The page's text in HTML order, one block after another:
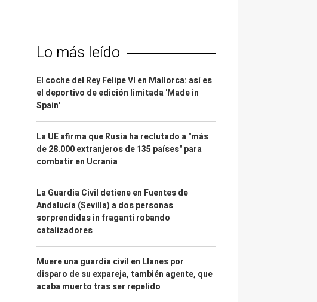
Lo más leído
El coche del Rey Felipe VI en Mallorca: así es
el deportivo de edición limitada 'Made in
Spain'
La UE afirma que Rusia ha reclutado a "más
de 28.000 extranjeros de 135 países" para
combatir en Ucrania
La Guardia Civil detiene en Fuentes de
Andalucía (Sevilla) a dos personas
sorprendidas in fraganti robando
catalizadores
Muere una guardia civil en Llanes por
disparo de su expareja, también agente, que
acaba muerto tras ser repelido